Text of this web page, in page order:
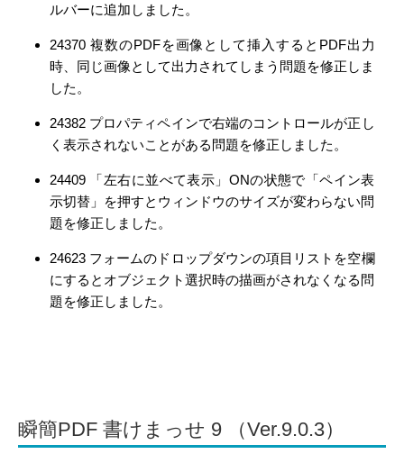
ルバーに追加しました。
24370 複数のPDFを画像として挿入するとPDF出力
時、同じ画像として出力されてしまう問題を修正しま
した。
24382 プロパティペインで右端のコントロールが正し
く表示されないことがある問題を修正しました。
24409 「左右に並べて表示」ONの状態で「ペイン表
示切替」を押すとウィンドウのサイズが変わらない問
題を修正しました。
24623 フォームのドロップダウンの項目リストを空欄
にするとオブジェクト選択時の描画がされなくなる問
題を修正しました。
瞬簡PDF 書けまっせ 9 （Ver.9.0.3）